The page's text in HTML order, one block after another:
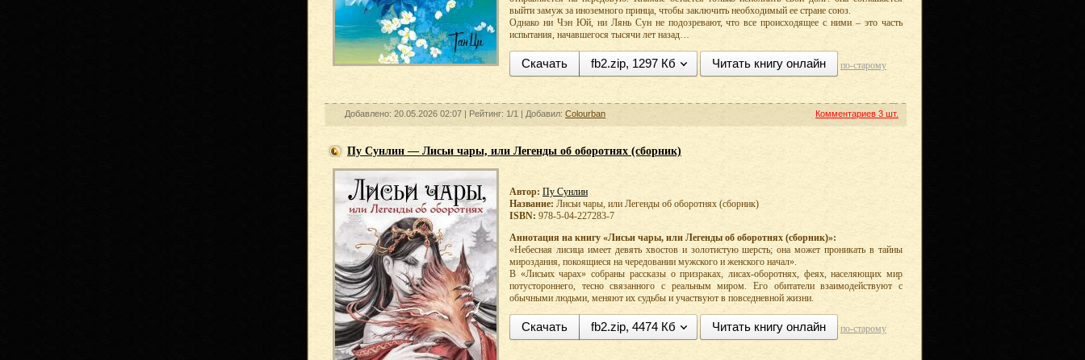
выйти замуж за иноземного принца, чтобы заключить необходимый ее стране союз.
Однако ни Чэн Юй, ни Лянь Сун не подозревают, что все происходящее с ними – это часть
испытания, начавшегося тысячи лет назад…
Скачать fb2.zip, 1297 Кб Читать книгу онлайн по-старому
Добавлено: 20.05.2026 02:07 | Рейтинг: 1/1 | Добавил: Colourban Комментариев 3 шт.
Пу Сунлин — Лисьи чары, или Легенды об оборотнях (сборник)
Автор: Пу Сунлин
Название: Лисьи чары, или Легенды об оборотнях (сборник)
ISBN: 978-5-04-227283-7
Аннотация на книгу «Лисьи чары, или Легенды об оборотнях (сборник)»:
«Небесная лисица имеет девять хвостов и золотистую шерсть; она может проникать в тайны
мироздания, покоящиеся на чередовании мужского и женского начал».
В «Лисьих чарах» собраны рассказы о призраках, лисах-оборотнях, феях, населяющих мир
потустороннего, тесно связанного с реальным миром. Его обитатели взаимодействуют с
обычными людьми, меняют их судьбы и участвуют в повседневной жизни.
Скачать fb2.zip, 4474 Кб Читать книгу онлайн по-старому